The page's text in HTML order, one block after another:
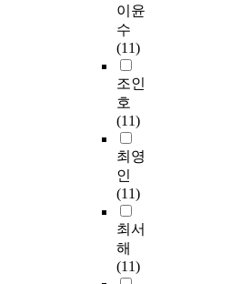
이윤
수
(11)
조인
호
(11)
최영
인
(11)
최서
해
(11)